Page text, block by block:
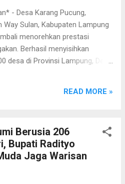
Bupati Egi menegaskan,
penyelenggaraan Lamsel Fest
menaikkan ekspektasi
Karena itu, seluruh perangkat
bekerja lebih serius agar
pengalaman yang...
- Desa Karang Pucung,
Way Sulan, Kabupaten Lampung
menorehkan prestasi
Berhasil menyisihkan
desa di Provinsi Lampung, Desa
Tahun 2026. Prestasi
digital (e-commerce) untuk
pemasaran produk UMKM
sampah menjadi pupuk
READ MORE »
Berusia 206
Bupati Radityo
Jaga Warisan